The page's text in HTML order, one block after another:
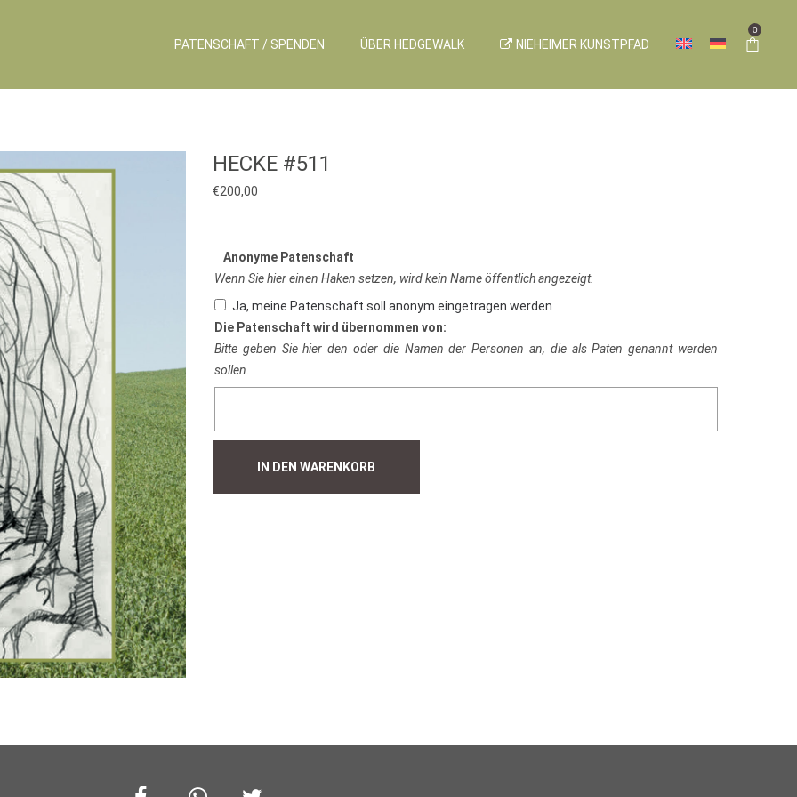
PATENSCHAFT / SPENDEN ÜBER HEDGEWALK NIEHEIMER KUNSTPFAD
0
HECKE #511
€200,00
Anonyme Patenschaft
Wenn Sie hier einen Haken setzen, wird kein Name öffentlich angezeigt.
Ja, meine Patenschaft soll anonym eingetragen werden
Die Patenschaft wird übernommen von:
Bitte geben Sie hier den oder die Namen der Personen an, die als Paten genannt werden
sollen.
Menge
IN DEN WARENKORB